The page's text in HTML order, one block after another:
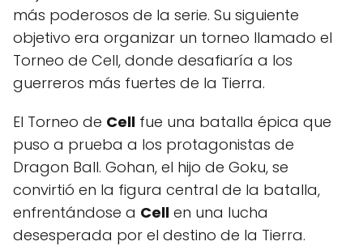
más poderosos de la serie. Su siguiente
objetivo era organizar un torneo llamado el
Torneo de Cell, donde desafiaría a los
guerreros más fuertes de la Tierra.
El Torneo de Cell fue una batalla épica que
puso a prueba a los protagonistas de
Dragon Ball. Gohan, el hijo de Goku, se
convirtió en la figura central de la batalla,
enfrentándose a Cell en una lucha
desesperada por el destino de la Tierra.